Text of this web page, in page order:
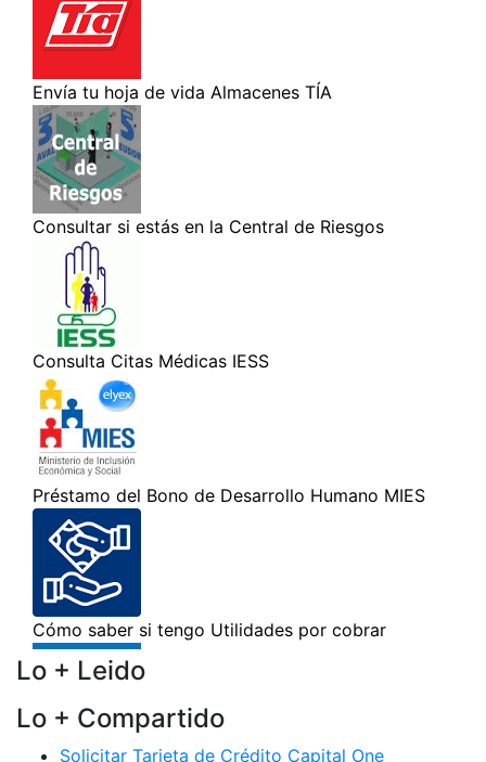
Lo + Leido
Lo + Compartido
Solicitar Tarjeta de Crédito Capital One